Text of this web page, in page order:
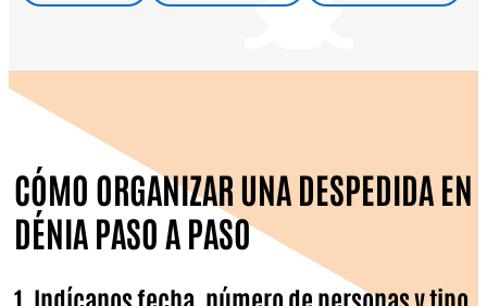
CÓMO ORGANIZAR UNA DESPEDIDA EN
DÉNIA PASO A PASO